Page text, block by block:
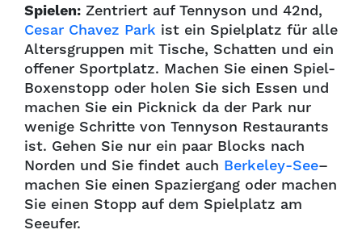
Spielen: Zentriert auf Tennyson und 42nd,
Cesar Chavez Park ist ein Spielplatz für alle
Altersgruppen mit Tische, Schatten und ein
offener Sportplatz. Machen Sie einen Spiel-
Boxenstopp oder holen Sie sich Essen und
machen Sie ein Picknick da der Park nur
wenige Schritte von Tennyson Restaurants
ist. Gehen Sie nur ein paar Blocks nach
Norden und Sie findet auch Berkeley-See–
machen Sie einen Spaziergang oder machen
Sie einen Stopp auf dem Spielplatz am
Seeufer.